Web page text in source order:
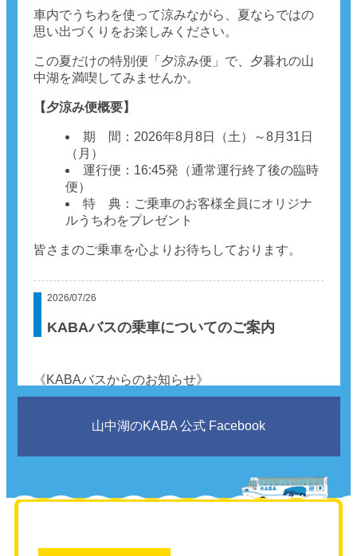
車内でうちわを使って涼みながら、夏ならではの
思い出づくりをお楽しみください。
この夏だけの特別便「夕涼み便」で、夕暮れの山
中湖を満喫してみませんか。
【夕涼み便概要】
期 間：2026年8月8日（土）～8月31日
（月）
運行便：16:45発（通常運行終了後の臨時
便）
特 典：ご乗車のお客様全員にオリジナ
ルうちわをプレゼント
皆さまのご乗車を心よりお待ちしております。
2026/07/26
KABAバスの乗車についてのご案内
《KABAバスからのお知らせ》
プンとなりました。
チケットは下記よりご予約いただけます。
山中湖のKABA 公式 Facebook